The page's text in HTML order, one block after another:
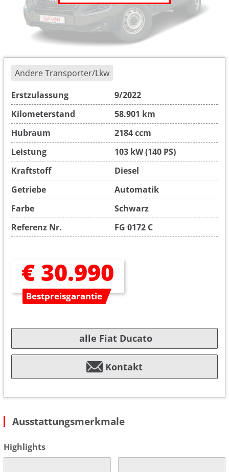
Andere Transporter/Lkw
Erstzulassung
9/2022
Kilometerstand
58.901 km
Hubraum
2184 ccm
Leistung
103 kW (140 PS)
Kraftstoff
Diesel
Getriebe
Automatik
Farbe
Schwarz
Referenz Nr.
FG 0172 C
€ 30.990
Bestpreisgarantie
alle Fiat Ducato
Kontakt
Ausstattungsmerkmale
Highlights